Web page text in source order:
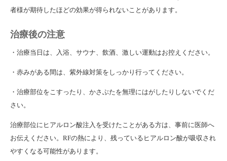
者様が期待したほどの効果が得られないことがあります。
治療後の注意
・治療当日は、入浴、サウナ、飲酒、激しい運動はお控えください。
・赤みがある間は、紫外線対策をしっかり行ってください。
・治療部位をこすったり、かさぶたを無理にはがしたりしないでくだ
さい。
治療部位にヒアルロン酸注入を受けたことがある方は、事前に医師へ
お伝えください。RFの熱により、残っているヒアルロン酸が吸収され
やすくなる可能性があります。